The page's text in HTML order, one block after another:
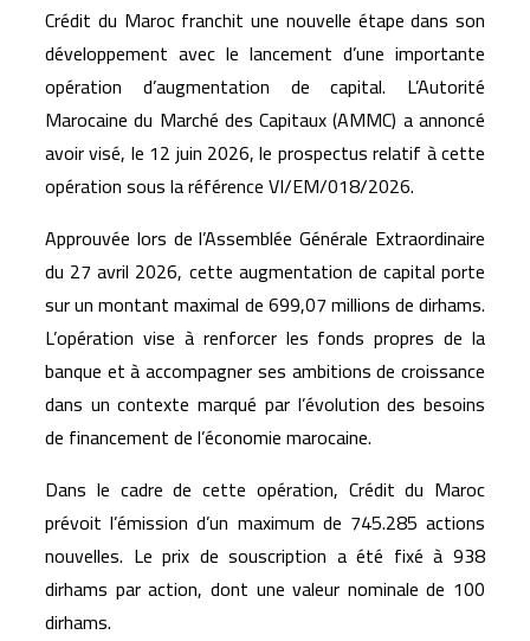
1,5 milliard d’euros
Nador West Med se prépare au lancement de ses
premières opérations commerciales
Crédit du Maroc franchit une nouvelle étape dans son
développement avec le lancement d’une importante
opération d’augmentation de capital. L’Autorité
Marocaine du Marché des Capitaux (AMMC) a annoncé
avoir visé, le 12 juin 2026, le prospectus relatif à cette
opération sous la référence VI/EM/018/2026.
Approuvée lors de l’Assemblée Générale Extraordinaire
du 27 avril 2026, cette augmentation de capital porte
sur un montant maximal de 699,07 millions de dirhams.
L’opération vise à renforcer les fonds propres de la
banque et à accompagner ses ambitions de croissance
dans un contexte marqué par l’évolution des besoins
de financement de l’économie marocaine.
Dans le cadre de cette opération, Crédit du Maroc
prévoit l’émission d’un maximum de 745.285 actions
nouvelles. Le prix de souscription a été fixé à 938
dirhams par action, dont une valeur nominale de 100
dirhams.